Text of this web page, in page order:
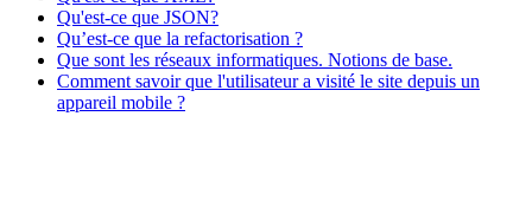
Qu'est-ce que JSON?
Qu’est-ce que la refactorisation ?
Que sont les réseaux informatiques. Notions de base.
Comment savoir que l'utilisateur a visité le site depuis un
appareil mobile ?